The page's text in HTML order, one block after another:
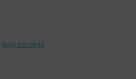
(843) 222 09 84